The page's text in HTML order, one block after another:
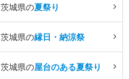
茨城県の夏祭り
茨城県の縁日・納涼祭
茨城県の屋台のある夏祭り